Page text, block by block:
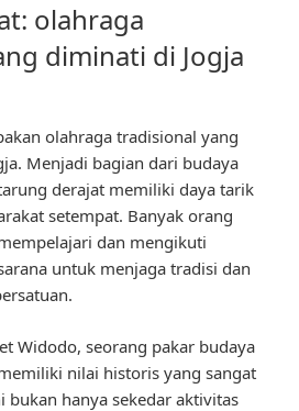
olahraga
diminati di Jogja
olahraga tradisional yang
Menjadi bagian dari budaya
derajat memiliki daya tarik
setempat. Banyak orang
dan mengikuti
untuk menjaga tradisi dan
Widodo, seorang pakar budaya
nilai historis yang sangat
bukan hanya sekedar aktivitas